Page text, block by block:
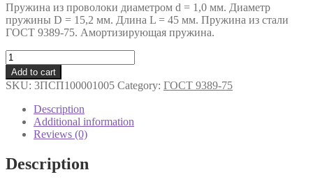
Пружина из проволоки диаметром d = 1,0 мм. Диаметр
пружины D = 15,2 мм. Длина L = 45 мм. Пружина из стали
ГОСТ 9389-75. Амортизирующая пружина.
Пружина
сжатия
D-
15,2
L-
45
Add to cart
SKU: 3ПСП100001005 Category: ГОСТ 9389-75
Description
Additional information
Reviews (0)
Description